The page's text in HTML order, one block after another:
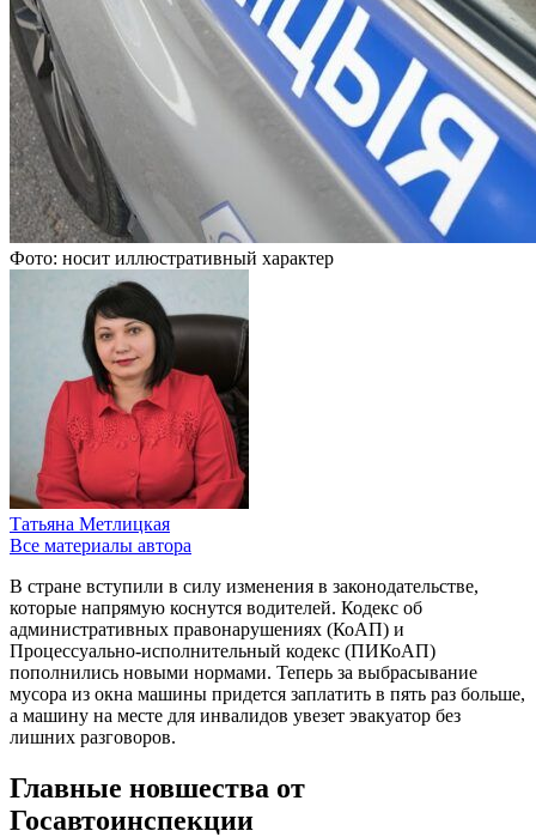
Фото: носит иллюстративный характер
Татьяна Метлицкая
Все материалы автора
В стране вступили в силу изменения в законодательстве,
которые напрямую коснутся водителей. Кодекс об
административных правонарушениях (КоАП) и
Процессуально-исполнительный кодекс (ПИКоАП)
пополнились новыми нормами. Теперь за выбрасывание
мусора из окна машины придется заплатить в пять раз больше,
а машину на месте для инвалидов увезет эвакуатор без
лишних разговоров.
Главные новшества от
Госавтоинспекции